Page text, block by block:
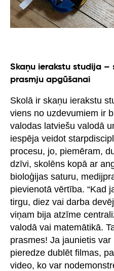
Skaņu ierakstu studija –
prasmju apgūšanai
Skolā ir skaņu ierakstu
viens no uzdevumiem ir
valodas latviešu valodā
iespēja veidot
procesu, jo, piemēram,
dzīvi, skolēns kopā ar
bioloģijas saturu,
pievienotā vērtība. “Kad
tirgu, diez vai darba
viņam bija atzīme
valodā vai matemātikā.
prasmes! Ja jaunietis
pieredze dublēt filmas,
video, ko var